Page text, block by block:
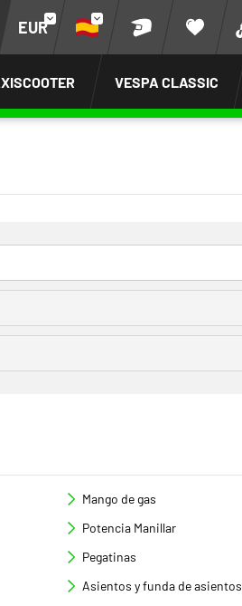
EUR
VESPA CLASSIC
Mango de gas
Potencia Manillar
Pegatinas
Asientos y funda de asientos